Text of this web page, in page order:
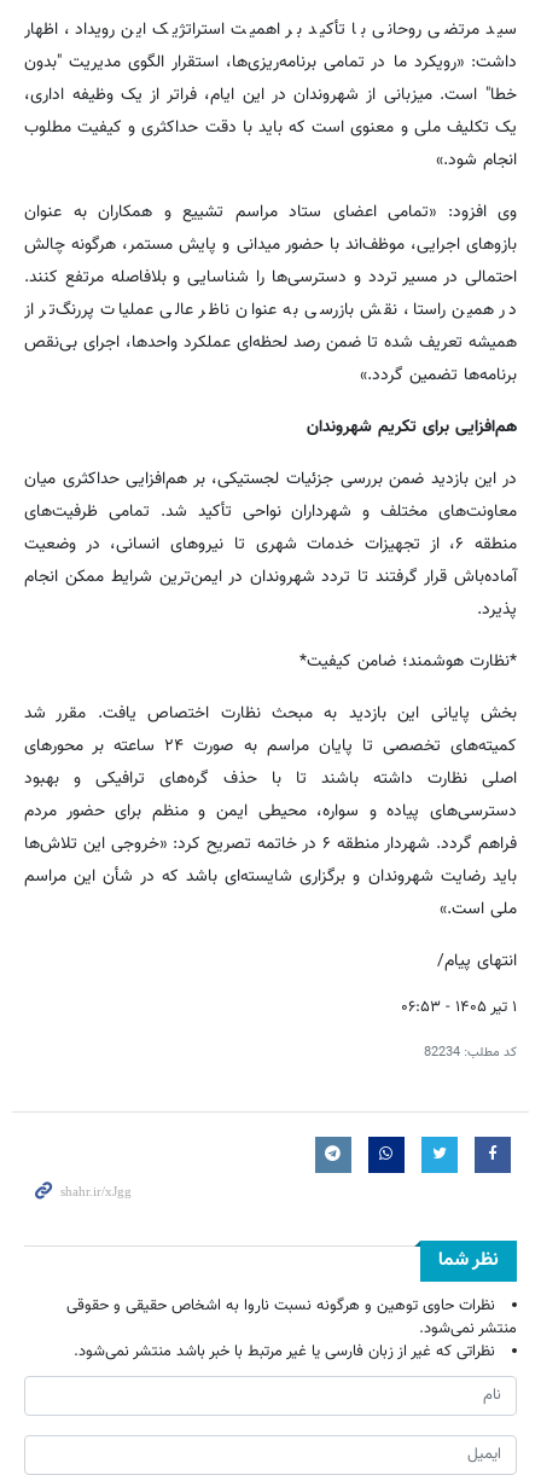
سید مرتضی روحانی با تأکید بر اهمیت استراتژیک این رویداد، اظهار
داشت: «رویکرد ما در تمامی برنامه‌ریزی‌ها، استقرار الگوی مدیریت "بدون
خطا" است. میزبانی از شهروندان در این ایام، فراتر از یک وظیفه اداری،
یک تکلیف ملی و معنوی است که باید با دقت حداکثری و کیفیت مطلوب
انجام شود.»
وی افزود: «تمامی اعضای ستاد مراسم تشییع و همکاران به عنوان
بازوهای اجرایی، موظف‌اند با حضور میدانی و پایش مستمر، هرگونه چالش
احتمالی در مسیر تردد و دسترسی‌ها را شناسایی و بلافاصله مرتفع کنند.
در همین راستا، نقش بازرسی به عنوان ناظر عالی عملیات پررنگ‌تر از
همیشه تعریف شده تا ضمن رصد لحظه‌ای عملکرد واحدها، اجرای بی‌نقص
برنامه‌ها تضمین گردد.»
هم‌افزایی برای تکریم شهروندان
در این بازدید ضمن بررسی جزئیات لجستیکی، بر هم‌افزایی حداکثری میان
معاونت‌های مختلف و شهرداران نواحی تأکید شد. تمامی ظرفیت‌های
منطقه ۶، از تجهیزات خدمات شهری تا نیروهای انسانی، در وضعیت
آماده‌باش قرار گرفتند تا تردد شهروندان در ایمن‌ترین شرایط ممکن انجام
پذیرد.
*نظارت هوشمند؛ ضامن کیفیت*
بخش پایانی این بازدید به مبحث نظارت اختصاص یافت. مقرر شد
کمیته‌های تخصصی تا پایان مراسم به صورت ۲۴ ساعته بر محورهای
اصلی نظارت داشته باشند تا با حذف گره‌های ترافیکی و بهبود
دسترسی‌های پیاده و سواره، محیطی ایمن و منظم برای حضور مردم
فراهم گردد. شهردار منطقه ۶ در خاتمه تصریح کرد: «خروجی این تلاش‌ها
باید رضایت شهروندان و برگزاری شایسته‌ای باشد که در شأن این مراسم
ملی است.»
انتهای پیام/
۱ تیر ۱۴۰۵ - ۰۶:۵۳
کد مطلب: 82234
نظر شما
نظرات حاوی توهین و هرگونه نسبت ناروا به اشخاص حقیقی و حقوقی
منتشر نمی‌شود.
نظراتی که غیر از زبان فارسی یا غیر مرتبط با خبر باشد منتشر نمی‌شود.